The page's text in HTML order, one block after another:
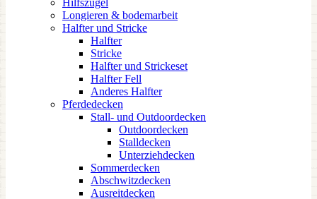
Longieren & bodemarbeit
Halfter und Stricke
Halfter
Stricke
Halfter und Strickeset
Halfter Fell
Anderes Halfter
Pferdedecken
Stall- und Outdoordecken
Outdoordecken
Stalldecken
Unterziehdecken
Sommerdecken
Abschwitzdecken
Ausreitdecken